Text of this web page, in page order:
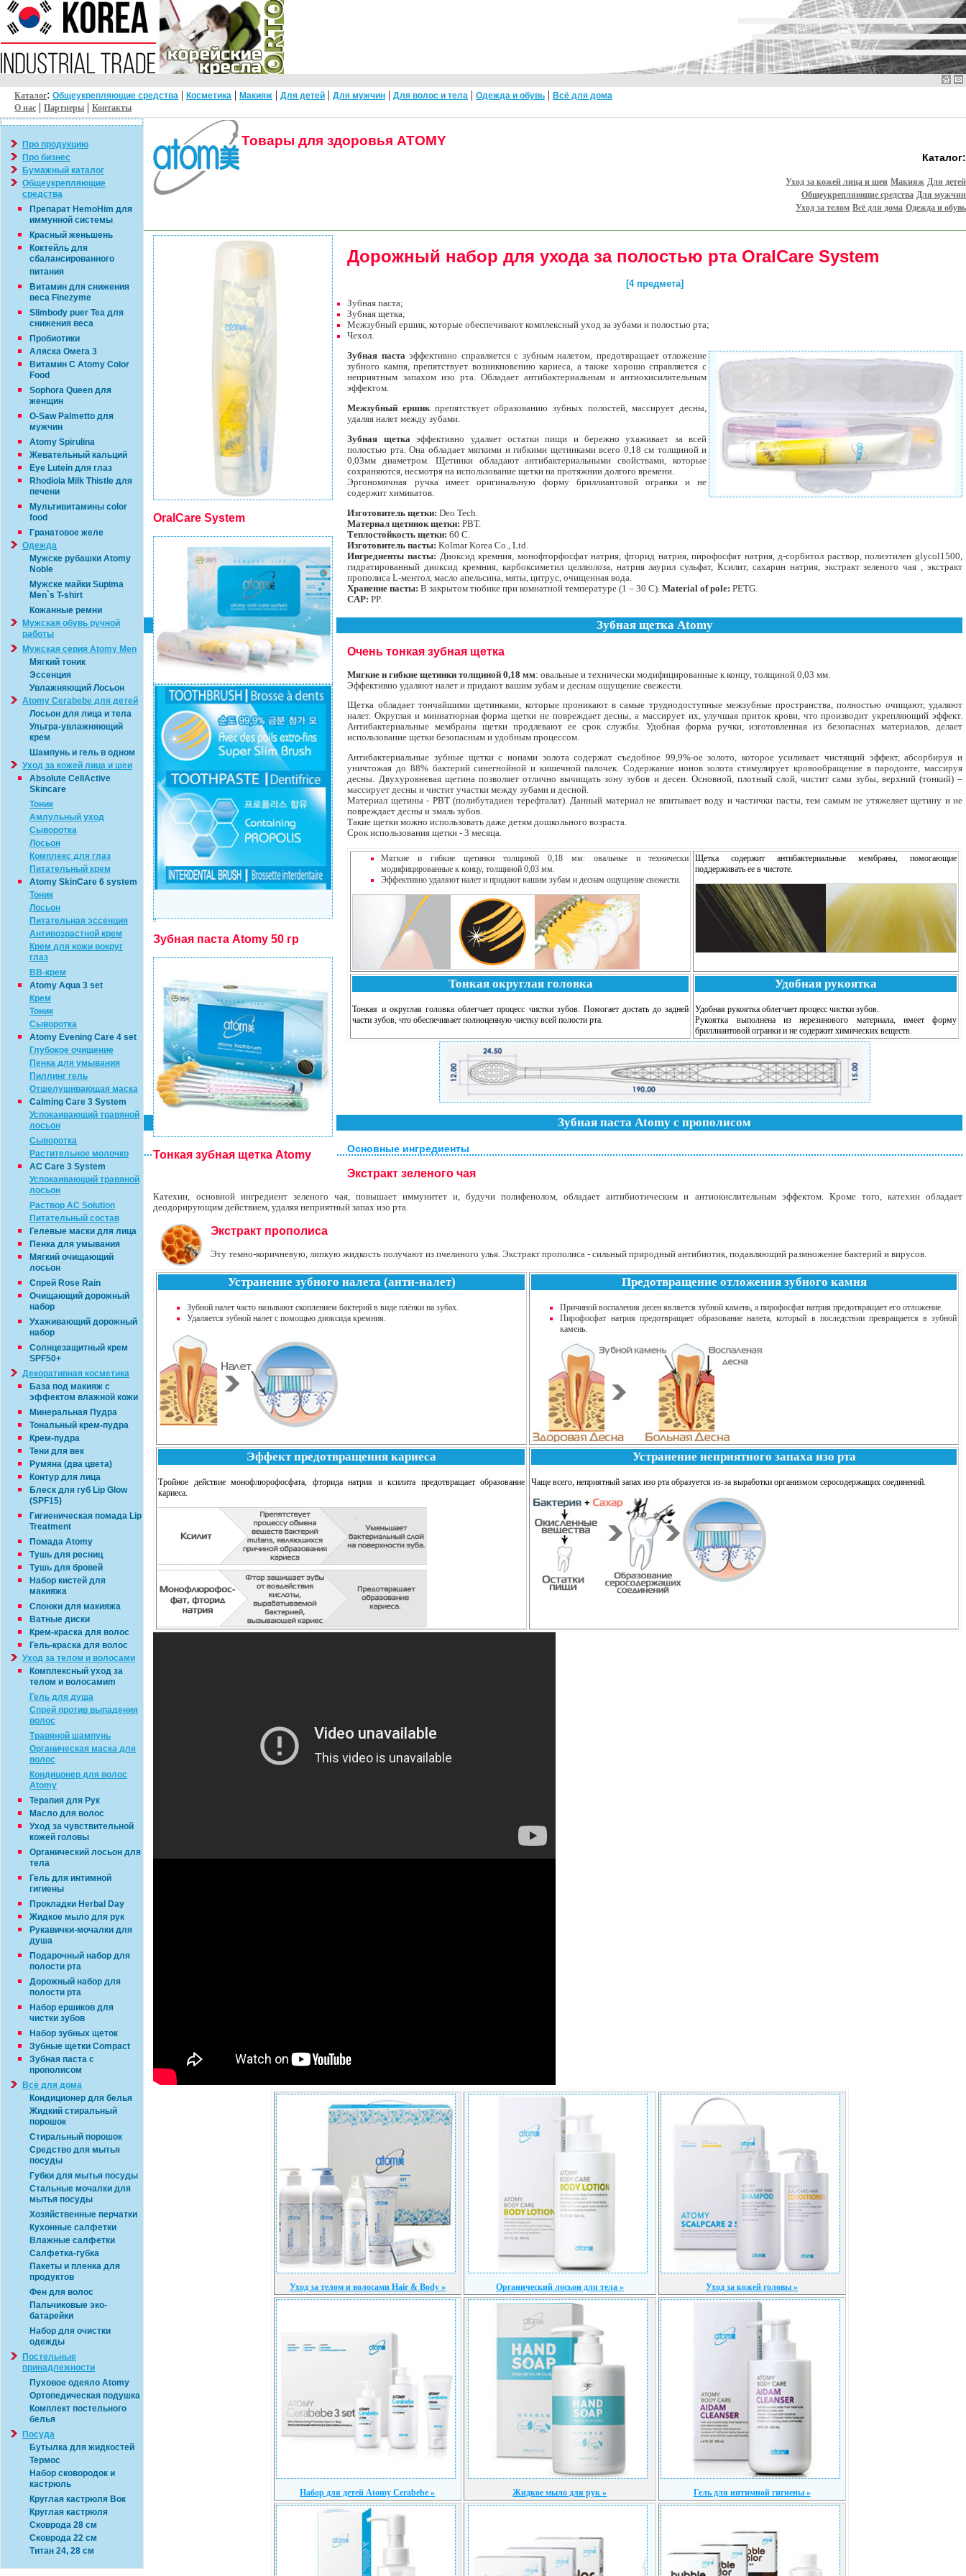
Каталог: Общеукрепляющие средства | Косметика | Макияж | Для детей | Для мужчин | Для волос и тела | Одежда и обувь | Всё для дома
О нас | Партнеры | Контакты
Про продукцию
Про бизнес
Бумажный каталог
Общеукрепляющие
средства
Препарат HemoHim для
иммунной системы
Красный женьшень
Коктейль для
сбалансированного
питания
Витамин для снижения
веса Finezyme
Slimbody puer Tea для
снижения веса
Пробиотики
Аляска Омега 3
Витамин С Atomy Color
Food
Sophora Queen для
женщин
O-Saw Palmetto для
мужчин
Atomy Spirulina
Жевательный кальций
Eye Lutein для глаз
Rhodiola Milk Thistle для
печени
Мультивитамины color
food
Гранатовое желе
Одежда
Мужске рубашки Atomy
Noble
Мужске майки Supima
Men`s T-shirt
Кожанные ремни
Мужская обувь ручной
работы
Мужская серия Atomy Men
Мягкий тоник
Эссенция
Увлажняющий Лосьон
Atomy Cerabebe для детей
Лосьон для лица и тела
Ультра-увлажняющий
крем
Шампунь и гель в одном
Уход за кожей лица и шеи
Absolute CellActive
Skincare
Тоник
Амлульный уход
Сыворотка
Лосьон
Комплекс для глаз
Питательный крем
Atomy SkinCare 6 system
Тоник
Лосьон
Питательная эссенция
Антивозрастной крем
Крем для кожи вокруг
глаз
BB-крем
Atomy Aqua 3 set
Крем
Тоник
Сыворотка
Atomy Evening Care 4 set
Глубокое очищение
Пенка для умывания
Пиллинг гель
Отшелушивающая маска
Calming Care 3 System
Успокаивающий травяной
лосьон
Сыворотка
Растительное молочко
AC Care 3 System
Успокаивающий травяной
лосьон
Раствор AC Solution
Питательный состав
Гелевые маски для лица
Пенка для умывания
Мягкий очищающий
лосьон
Спрей Rose Rain
Очищающий дорожный
набор
Ухаживающий дорожный
набор
Солнцезащитный крем
SPF50+
Декоративная косметика
База под макияж с
эффектом влажной кожи
Минеральная Пудра
Тональный крем-пудра
Крем-пудра
Тени для век
Румяна (два цвета)
Контур для лица
Блеск для губ Lip Glow
(SPF15)
Гигиеническая помада Lip
Treatment
Помада Atomy
Тушь для ресниц
Тушь для бровей
Набор кистей для
макияжа
Спонжи для макияжа
Ватные диски
Крем-краска для волос
Гель-краска для волос
Уход за телом и волосами
Комплексный уход за
телом и волосамиm
Гель для душа
Спрей против выпадения
волос
Травяной шампунь
Органическая маска для
волос
Кондицонер для волос
Atomy
Терапия для Рук
Масло для волос
Уход за чувствительной
кожей головы
Органический лосьон для
тела
Гель для интимной
гигиены
Прокладки Herbal Day
Жидкое мыло для рук
Рукавички-мочалки для
душа
Подарочный набор для
полости рта
Дорожный набор для
полости рта
Набор ершиков для
чистки зубов
Набор зубных щеток
Зубные щетки Compact
Зубная паста с
прополисом
Всё для дома
Кондиционер для белья
Жидкий стиральный
порошок
Стиральный порошок
Средство для мытья
посуды
Губки для мытья посуды
Стальные мочалки для
мытья посуды
Хозяйственные перчатки
Кухонные салфетки
Влажные салфетки
Салфетка-губка
Пакеты и пленка для
продуктов
Фен для волос
Пальчиковые эко-
батарейки
Набор для очистки
одежды
Постельные
принадлежности
Пуховое одеяло Atomy
Ортопедическая подушка
Комплект постельного
белья
Посуда
Бутылка для жидкостей
Термос
Набор сковородок и
кастрюль
Круглая кастрюля Вок
Круглая кастрюля
Сковрода 28 см
Сковрода 22 см
Титан 24, 28 см
Товары для здоровья ATOMY
Каталог:
Уход за кожей лица и шеи Макияж Для детей
Общеукрепляющие средства Для мужчин
Уход за телом Всё для дома Одежда и обувь
OralCare System
Зубная паста Atomy 50 гр
Тонкая зубная щетка Atomy
Дорожный набор для ухода за полостью рта OralCare System
[4 предмета]
Зубная паста;
Зубная щетка;
Межзубный ершик, которые обеспечивают комплексный уход за зубами и полостью рта;
Чехол.
Зубная пастаэффективно справляется с зубным налетом, предотвращает отложение
зубного камня, препятствует возникновению кариеса, а также хорошо справляется с
неприятным запахом изо рта. Обладает антибактериальным и антиокисилительным
эффектом.
Межзубный ершикпрепятствует образованию зубных полостей, массирует десны,
удаляя налет между зубами.
Зубная щеткаэффективно удаляет остатки пищи и бережно ухаживает за всей
полостью рта. Она обладает мягкими и гибкими щетинками всего 0,18 см толщиной и
0,03мм диаметром. Щетинки обладают антибактериальными свойствами, которые
сохраняются, несмотря на использование щетки на протяжнии долгого времени.
Эргономичная ручка имеет оригинальную форму бриллиантовой огранки и не
содержит химикатов.
Изготовитель щетки: Deo Tech.
Материал щетинок щетки: PBT.
Теплостойкость щетки: 60 C.
Изготовитель пасты: Kolmar Korea Co., Ltd.
Ингредиенты пасты: Диоксид кремния, монофторфосфат натрия, фторид натрия, пирофосфат натрия, д-сорбитол раствор, полиэтилен glycol1500,
гидратированный диоксид кремния, карбоксиметил целлюлоза, натрия лаурил сульфат, Ксилит, сахарин натрия, экстракт зеленого чая , экстракт
прополиса L-ментол, масло апельсина, мяты, цитрус, очищенная вода.
Хранение пасты: В закрытом тюбике при комнатной температуре (1 – 30 C).Material of pole: PETG.
CAP: PP.
Зубная щетка Atomy
Очень тонкая зубная щетка
Мягкие и гибкие щетинки толщиной 0,18 мм: овальные и технически модифицированные к концу, толщиной 0,03 мм.
Эффективно удаляют налет и придают вашим зубам и деснам ощущение свежести.
Щетка обладает тончайшими щетинками, которые проникают в самые труднодоступные межзубные пространства, полностью очищают, удаляют
налет. Округлая и миниатюрная форма щетки не повреждает десны, а массирует их, улучшая приток крови, что производит укрепляющий эффект.
Антибактериальные мембраны щетки продлевают ее срок службы. Удобная форма ручки, изготовленная из безопасных материалов, делает
использование щетки безопасным и удобным процессом.
Антибактериальные зубные щетки с ионами золота содержат съедобное 99,9%-ое золото, которое усиливает чистящий эффект, абсорбируя и
уничтожая до 88% бактерий синегнойной и кишечной палочек. Содержание ионов золота стимулирует кровообращение в пародонте, массируя
десны. Двухуровневая щетина позволяет отлично вычищать зону зубов и десен. Основной, плотный слой, чистит сами зубы, верхний (тонкий) –
массирует десны и чистит участки между зубами и десной.
Материал щетины - PBT (полибутадиен терефталат). Данный материал не впитывает воду и частички пасты, тем самым не утяжеляет щетину и не
повреждает десны и эмаль зубов.
Такие щетки можно использовать даже детям дошкольного возраста.
Срок использования щетки - 3 месяца.
Мягкие и гибкие щетинки толщиной 0,18 мм: овальные и технически
модифицированные к концу, толщиной 0,03 мм.
Эффективно удаляют налет и придают вашим зубам и деснам ощущение свежести.
Щетка содержит антибактериальные мембраны, помогающие
поддерживать ее в чистоте.
Тонкая округлая головка
Тонкая и округлая головка облегчает процесс чистки зубов. Помогает достать до задней
части зубов, что обеспечивает полноценную чистку всей полости рта.
Удобная рукоятка
Удобная рукоятка облегчает процесс чистки зубов.
Рукоятка выполнена из нерезинового материала, имеет форму
бриллиантовой огранки и не содержит химических веществ.
Зубная паста Atomy с прополисом
Основные ингредиенты
Экстракт зеленого чая
Катехин, основной ингредиент зеленого чая, повышает иммунитет и, будучи полифенолом, обладает антибиотическим и антиокислительным эффектом. Кроме того, катехин обладает
деодорирующим действием, удаляя неприятный запах изо рта.
Экстракт прополиса
Эту темно-коричневую, липкую жидкость получают из пчелиного улья. Экстракт прополиса - сильный природный антибиотик, подавляющий размножение бактерий и вирусов.
Устранение зубного налета (анти-налет)
Зубной налет часто называют скоплением бактерий в виде плёнки на зубах.
Удаляется зубной налет с помощью диоксида кремния.
Предотвращение отложения зубного камня
Причиной воспаления десен является зубной камень, а пирофосфат натрия предотвращает его отложение.
Пирофосфат натрия предотвращает образование налета, который в последствии превращается в зубной
камень.
Эффект предотвращения кариеса
Тройное действие монофлюрофосфата, фторида натрия и ксилита предотвращает образование
кариеса.
Устранение неприятного запаха изо рта
Чаще всего, неприятный запах изо рта образуется из-за выработки организмом серосодержащих соединений.
Уход за телом и волосами Hair & Body » Органический лосьон для тела » Уход за кожей головы »
Набор для детей Atomy Cerabebe » Жидкое мыло для рук » Гель для интимной гигиены »